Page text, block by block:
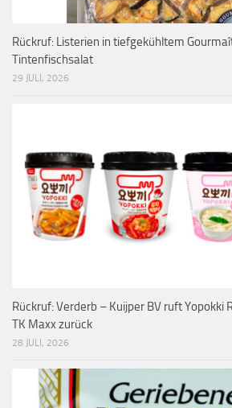
Rückruf: Listerien in tiefgekühltem
Tintenfischsalat
29 JULI, 2026
Rückruf: Verderb – Kuijper BV ruft Yopokki
TK Maxx zurück
28 JULI, 2026